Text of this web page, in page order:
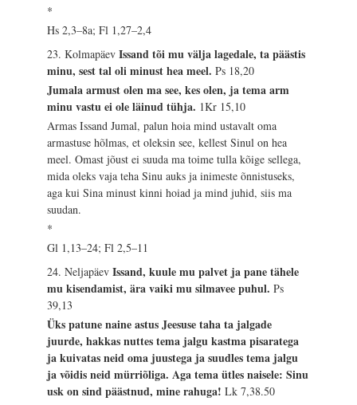
*
Hs 2,3–8a; Fl 1,27–2,4
23. KolmapäevIssand tõi mu välja lagedale, ta päästis
minu, sest tal oli minust hea meel.Ps 18,20
Jumala armust olen ma see, kes olen, ja tema arm
minu vastu ei ole läinud tühja. 1Kr 15,10
Armas Issand Jumal, palun hoia mind ustavalt oma
armastuse hõlmas, et oleksin see, kellest Sinul on hea
meel. Omast jõust ei suuda ma toime tulla kõige sellega,
mida oleks vaja teha Sinu auks ja inimeste õnnistuseks,
aga kui Sina minust kinni hoiad ja mind juhid, siis ma
suudan.
*
Gl 1,13–24; Fl 2,5–11
24. NeljapäevIssand, kuule mu palvet ja pane tähele
mu kisendamist, ära vaiki mu silmavee puhul.Ps
39,13
Üks patune naine astus Jeesuse taha ta jalgade
juurde, hakkas nuttes tema jalgu kastma pisaratega
ja kuivatas neid oma juustega ja suudles tema jalgu
ja võidis neid mürriõliga. Aga tema ütles naisele: Sinu
usk on sind päästnud, mine rahuga!Lk 7,38.50